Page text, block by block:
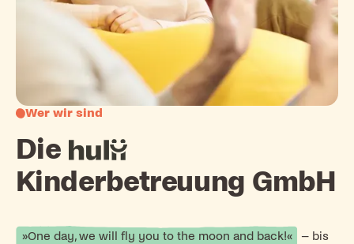
Wer wir sind
Die hulii
Kinderbetreuung GmbH
»One day, we will fly you to the moon and back!«
– bis